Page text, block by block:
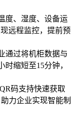
度、湿度、设备运
远程监控，提前预
通过将机柜数据与
缩短至15分钟，
码支持快速获取
力企业实现智能制